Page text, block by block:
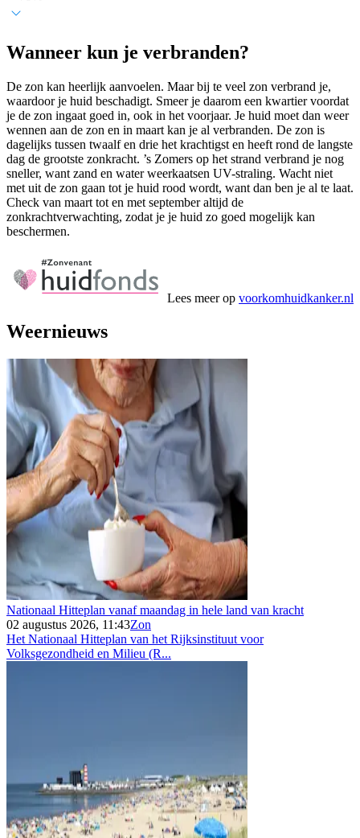
Wanneer kun je verbranden?
De zon kan heerlijk aanvoelen. Maar bij te veel zon verbrand je,
waardoor je huid beschadigt. Smeer je daarom een kwartier voordat
je de zon ingaat goed in, ook in het voorjaar. Je huid moet dan weer
wennen aan de zon en in maart kan je al verbranden. De zon is
dagelijks tussen twaalf en drie het krachtigst en heeft rond de langste
dag de grootste zonkracht. ’s Zomers op het strand verbrand je nog
sneller, want zand en water weerkaatsen UV-straling. Wacht niet
met uit de zon gaan tot je huid rood wordt, want dan ben je al te laat.
Check van maart tot en met september altijd de
zonkrachtverwachting, zodat je je huid zo goed mogelijk kan
beschermen.
Lees meer op voorkomhuidkanker.nl
Weernieuws
Nationaal Hitteplan vanaf maandag in hele land van kracht
02 augustus 2026, 11:43Zon
Het Nationaal Hitteplan van het Rijksinstituut voor
Volksgezondheid en Milieu (R...